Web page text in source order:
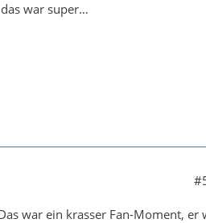
das war super…
war ein krasser Fan-Moment, er